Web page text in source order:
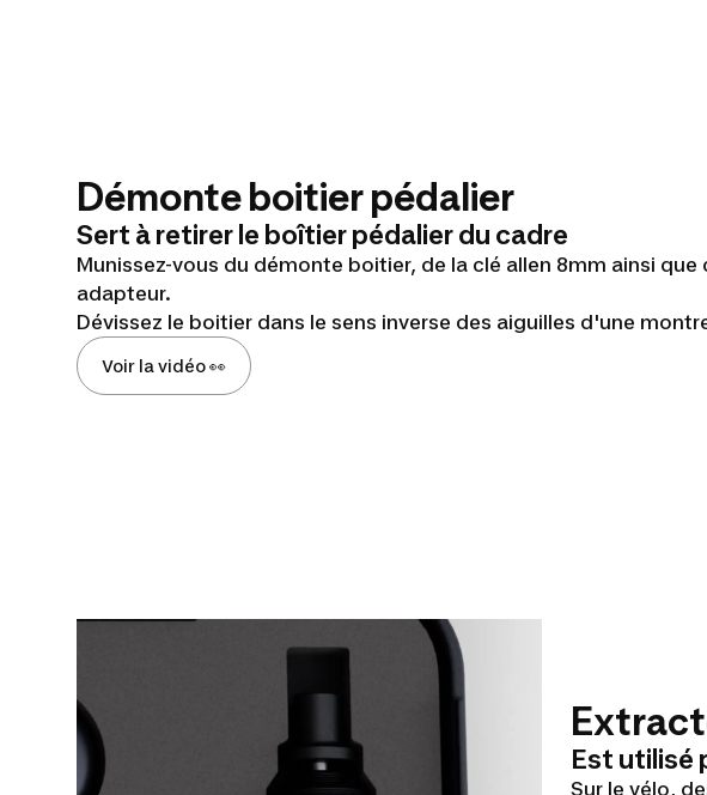
Démonte boitier pédalier
Sert à retirer le boîtier pédalier du cadre
Munissez-vous du démonte boitier, de la clé allen 8mm ainsi que
adapteur.
Dévissez le boitier dans le sens inverse des aiguilles d'une
Voir la vidéo 👀
Est utilisé
Sur le vélo,